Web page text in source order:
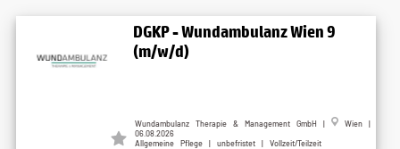
DGKP - Wundambulanz Wien 9
(m/w/d)
Wundambulanz Therapie & Management GmbH |
Wien |
06.08.2026
Allgemeine Pflege | unbefristet | Vollzeit/Teilzeit